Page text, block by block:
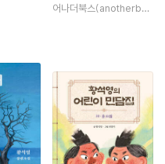
어나더북스(anotherbo